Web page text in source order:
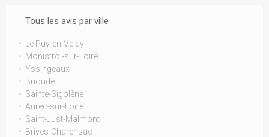
Tous les avis par ville
Le Puy-en-Velay
Monistrol-sur-Loire
Yssingeaux
Brioude
Sainte-Sigolène
Aurec-sur-Loire
Saint-Just-Malmont
Brives-Charensac